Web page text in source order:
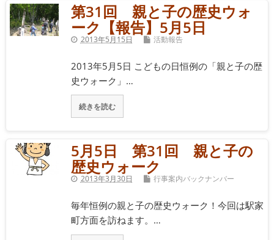
第31回 親と子の歴史ウォ
ーク【報告】5月5日
2013年5月15日 活動報告
2013年5月5日 こどもの日恒例の「親と子の歴
史ウォーク」…
続きを読む
5月5日 第31回 親と子の
歴史ウォーク
2013年3月30日 行事案内バックナンバー
毎年恒例の親と子の歴史ウォーク！今回は駅家
町方面を訪ねます。…